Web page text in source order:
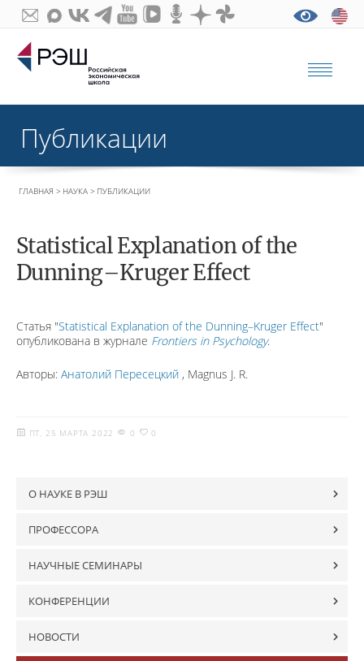
Публикации
ГЛАВНАЯ НАУКА ПУБЛИКАЦИИ
Statistical Explanation of the
Dunning–Kruger Effect
Статья "Statistical Explanation of the Dunning–Kruger Effect"
опубликована в журнале Frontiers in Psychology.
Авторы: Анатолий Пересецкий , Magnus J. R.
ПТ, 25 МАРТА 2022 0 0
О НАУКЕ В РЭШ
ПРОФЕССОРА
НАУЧНЫЕ СЕМИНАРЫ
КОНФЕРЕНЦИИ
НОВОСТИ